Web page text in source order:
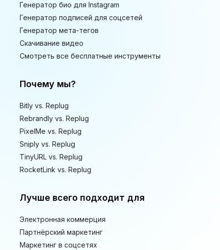
Генератор био для Instagram
Генератор подписей для соцсетей
Генератор мета-тегов
Скачивание видео
Смотреть все бесплатные инструменты
Почему мы?
Bitly vs. Replug
Rebrandly vs. Replug
PixelMe vs. Replug
Sniply vs. Replug
TinyURL vs. Replug
RocketLink vs. Replug
Лучше всего подходит для
Электронная коммерция
Партнёрский маркетинг
Маркетинг в соцсетях